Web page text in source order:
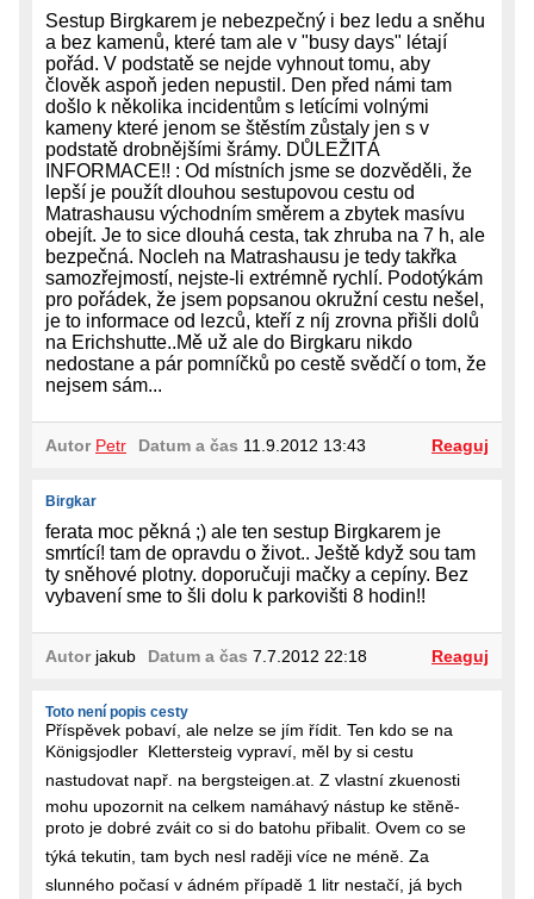
Sestup Birgkarem je nebezpečný i bez ledu a sněhu
a bez kamenů, které tam ale v "busy days" létají
pořád. V podstatě se nejde vyhnout tomu, aby
člověk aspoň jeden nepustil. Den před námi tam
došlo k několika incidentům s letícími volnými
kameny které jenom se štěstím zůstaly jen s v
podstatě drobnějšími šrámy. DŮLEŽITÁ
INFORMACE!! : Od místních jsme se dozvěděli, že
lepší je použít dlouhou sestupovou cestu od
Matrashausu východním směrem a zbytek masívu
obejít. Je to sice dlouhá cesta, tak zhruba na 7 h, ale
bezpečná. Nocleh na Matrashausu je tedy takřka
samozřejmostí, nejste-li extrémně rychlí. Podotýkám
pro pořádek, že jsem popsanou okružní cestu nešel,
je to informace od lezců, kteří z níj zrovna přišli dolů
na Erichshutte..Mě už ale do Birgkaru nikdo
nedostane a pár pomníčků po cestě svědčí o tom, že
nejsem sám...
Autor Petr Datum a čas 11.9.2012 13:43 Reaguj
Birgkar
ferata moc pěkná ;) ale ten sestup Birgkarem je
smrtící! tam de opravdu o život.. Ještě když sou tam
ty sněhové plotny. doporučuji mačky a cepíny. Bez
vybavení sme to šli dolu k parkovišti 8 hodin!!
Autorjakub Datum a čas 7.7.2012 22:18 Reaguj
Toto není popis cesty
Příspěvek pobaví, ale nelze se jím řídit. Ten kdo se na
Königsjodler  Klettersteig vypraví, měl by si cestu
nastudovat např. na bergsteigen.at. Z vlastní zkuenosti
mohu upozornit na celkem namáhavý nástup ke stěně-
proto je dobré zváit co si do batohu přibalit. Ovem co se
týká tekutin, tam bych nesl raději více ne méně. Za
slunného počasí v ádném případě 1 litr nestačí, já bych